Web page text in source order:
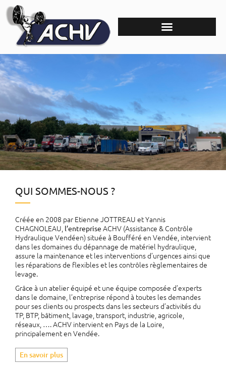
L'HYDRAULIQUE EN
TOUTE SIMPLICITÉ
EN SAVOIR PLUS
QUI SOMMES-NOUS ?
Créée en 2008 par Etienne JOTTREAU et Yannis
CHAGNOLEAU, l’entreprise ACHV (Assistance & Contrôle
Hydraulique Vendéen) située à Boufféré en Vendée, intervient
dans les domaines du dépannage de matériel hydraulique,
assure la maintenance et les interventions d’urgences ainsi que
les réparations de flexibles et les contrôles règlementaires de
levage.
Grâce à un atelier équipé et une équipe composée d’experts
dans le domaine, l’entreprise répond à toutes les demandes
pour ses clients ou prospects dans les secteurs d’activités du
TP, BTP, bâtiment, lavage, transport, industrie, agricole,
réseaux, …. ACHV intervient en Pays de la Loire,
principalement en Vendée.
En savoir plus